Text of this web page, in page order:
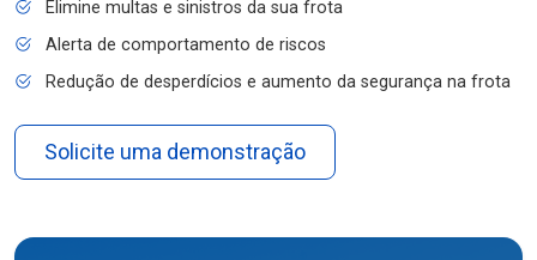
Elimine multas e sinistros da sua frota
Alerta de comportamento de riscos
Redução de desperdícios e aumento da segurança na frota
Solicite uma demonstração